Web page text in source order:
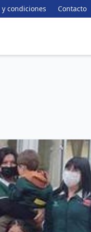
condiciones Contacto